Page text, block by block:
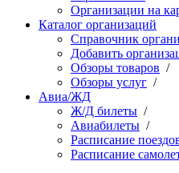
Организации на
Каталог организаций
Справочник
Добавить
Обзоры товаров /
Обзоры услуг /
Авиа/ЖД
Ж/Д билеты /
Авиабилеты /
Расписание
Расписание